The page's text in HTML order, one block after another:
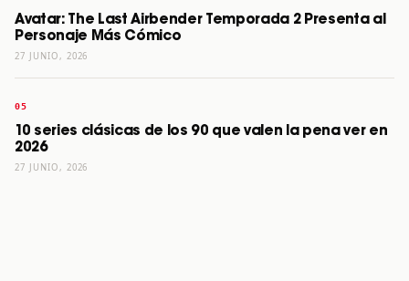
Avatar: The Last Airbender Temporada 2 Presenta al
Personaje Más Cómico
27 JUNIO, 2026
10 series clásicas de los 90 que valen la pena ver en
2026
27 JUNIO, 2026